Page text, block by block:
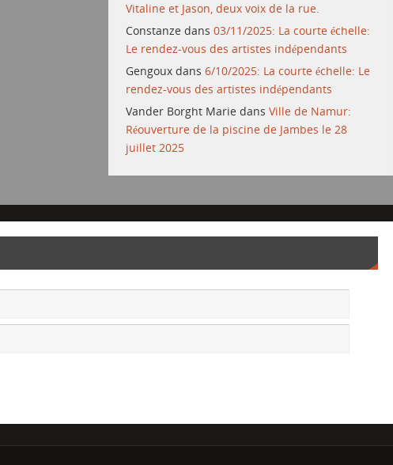
Vitaline et Jason, deux voix de la rue.
Constanze dans03/11/2025: La courte échelle:
Le rendez-vous des artistes indépendants
Gengoux dans6/10/2025: La courte échelle: Le
rendez-vous des artistes indépendants
Vander Borght Marie dansVille de Namur:
Réouverture de la piscine de Jambes le 28
juillet 2025